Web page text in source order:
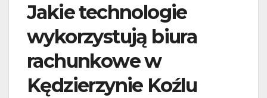
Jakie technologie
wykorzystują biura
rachunkowe w
Kędzierzynie Koźlu